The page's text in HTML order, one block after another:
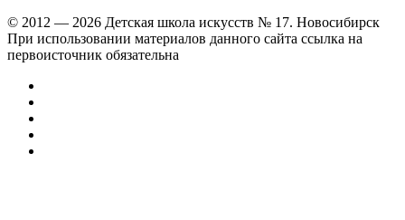
© 2012 — 2026 Детская школа искусств № 17. Новосибирск
При использовании материалов данного сайта ссылка на
первоисточник обязательна